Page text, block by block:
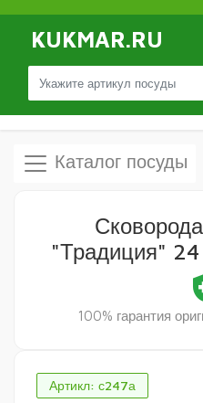
KUKMAR.RU
Каталог посуды
Артикл: с247а
"Традиция"
100% гарантия